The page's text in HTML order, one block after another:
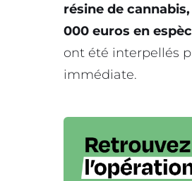
résine de
000 euros en
ont été interpellés
immédiate.